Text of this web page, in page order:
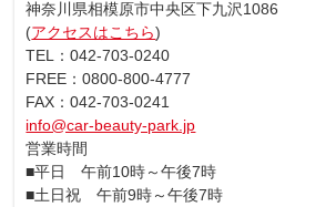
神奈川県相模原市中央区下九沢1086
(アクセスはこちら)
TEL：042-703-0240
FREE：0800-800-4777
FAX：042-703-0241
info@car-beauty-park.jp
営業時間
■平日 午前10時～午後7時
■土日祝 午前9時～午後7時